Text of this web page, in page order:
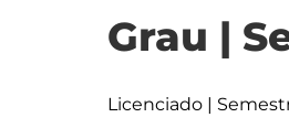
Grau |
Licenciado |